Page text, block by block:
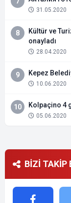
31.05.2020
8
Kültür ve
onayladı
28.04.2020
9 Kepez
10.06.2020
10 Kolpaçino 4
05.06.2020
BİZİ TAKİP